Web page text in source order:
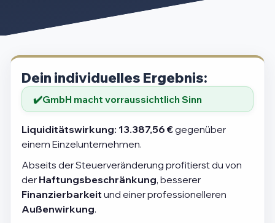
Dein individuelles Ergebnis:
GmbH macht vorraussichtlich Sinn
Liquiditätswirkung: 13.387,56 €gegenüber
einem Einzelunternehmen.
Abseits der Steuerveränderung profitierst du von
der Haftungsbeschränkung, besserer
Finanzierbarkeit und einer professionelleren
Außenwirkung.